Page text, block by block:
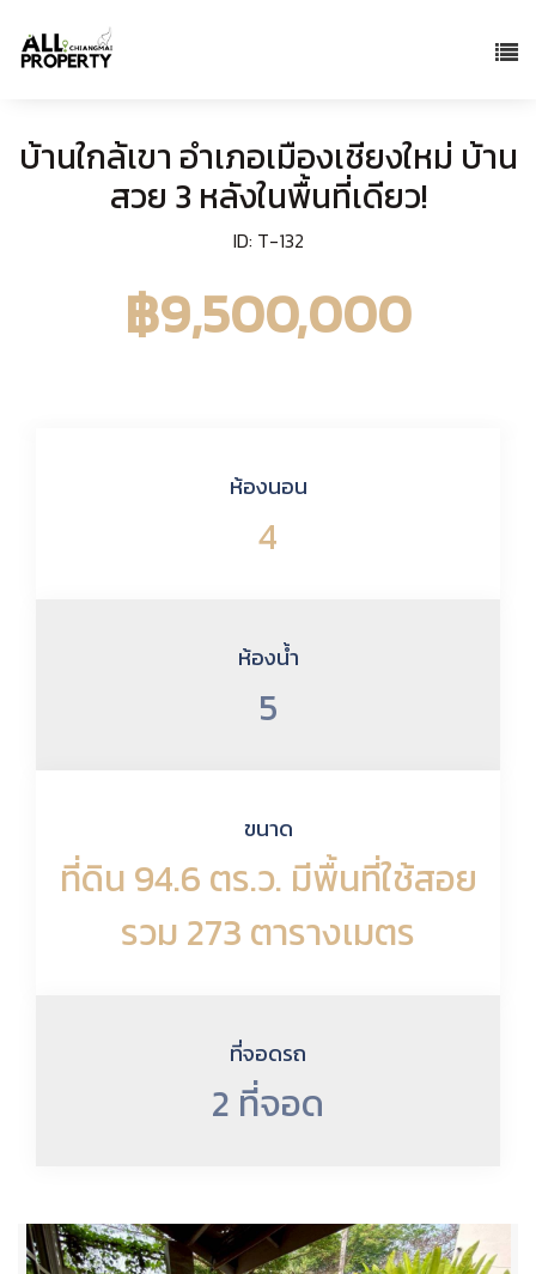
บ้านใกล้เขา อำเภอเมืองเชียงใหม่ บ้าน
สวย 3 หลังในพื้นที่เดียว!
ID: T-132
฿9,500,000
ห้องนอน
4
ห้องน้ำ
5
ขนาด
ที่ดิน 94.6 ตร.ว. มีพื้นที่ใช้สอย
รวม 273 ตารางเมตร
ที่จอดรถ
2 ที่จอด